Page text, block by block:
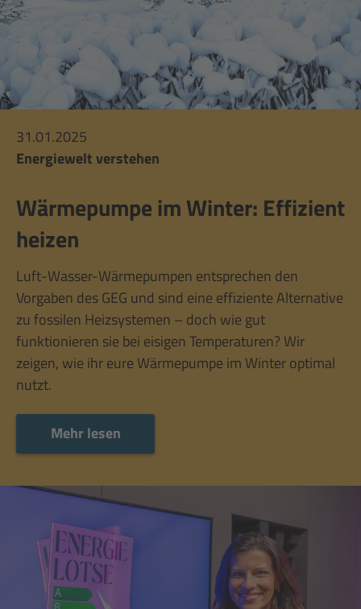
31.01.2025
Energiewelt verstehen
Wärmepumpe im Winter: Effizient
heizen
Luft-Wasser-Wärmepumpen entsprechen den
Vorgaben des GEG und sind eine effiziente Alternative
zu fossilen Heizsystemen – doch wie gut
funktionieren sie bei eisigen Temperaturen? Wir
zeigen, wie ihr eure Wärmepumpe im Winter optimal
nutzt.
Mehr lesen